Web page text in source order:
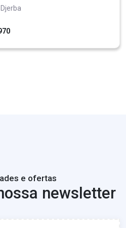
e ofertas
newsletter